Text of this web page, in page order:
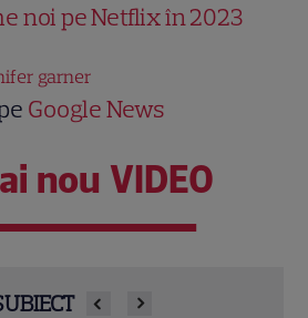
noi pe Netflix în 2023
garner
Google News
nou VIDEO